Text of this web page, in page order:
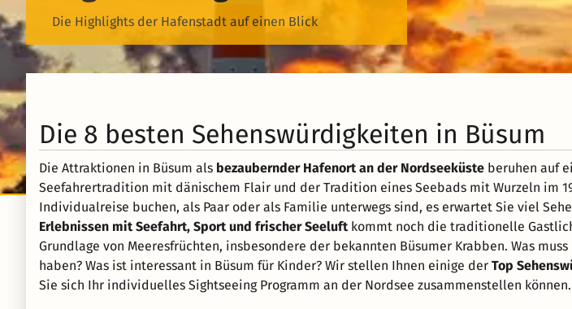
Die Highlights der Hafenstadt auf einen Blick
Die 8 besten Sehenswürdigkeiten in Büsum
Die Attraktionen in Büsum als bezaubernder Hafenort an der Nordseeküste beruhen auf
Seefahrertradition mit dänischem Flair und der Tradition eines Seebads mit Wurzeln im
Individualreise buchen, als Paar oder als Familie unterwegs sind, es erwartet Sie viel
Erlebnissen mit Seefahrt, Sport und frischer Seeluftkommt noch die traditionelle
Grundlage von Meeresfrüchten, insbesondere der bekannten Büsumer Krabben. Was
haben? Was ist interessant in Büsum für Kinder? Wir stellen Ihnen einige der Top
Sie sich Ihr individuelles Sightseeing Programm an der Nordsee zusammenstellen können.